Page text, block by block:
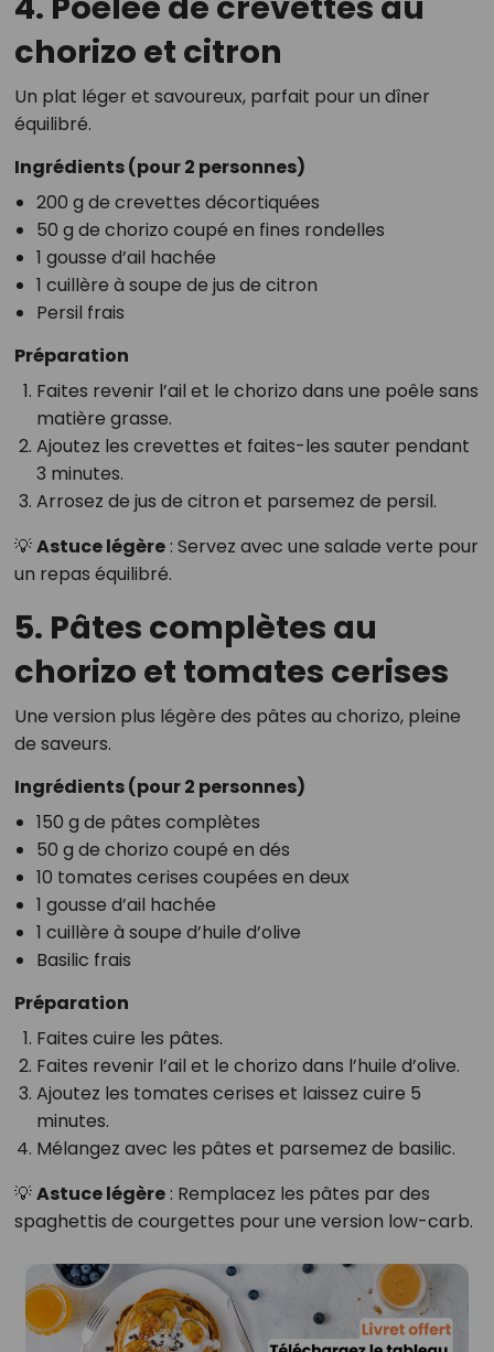
chorizo et citron
Un plat léger et savoureux, parfait pour un dîner
équilibré.
Ingrédients (pour 2 personnes)
200 g de crevettes décortiquées
50 g de chorizo coupé en fines rondelles
1 gousse d’ail hachée
1 cuillère à soupe de jus de citron
Persil frais
Préparation
Faites revenir l’ail et le chorizo dans une poêle sans
matière grasse.
Ajoutez les crevettes et faites-les sauter pendant
3 minutes.
Arrosez de jus de citron et parsemez de persil.
💡Astuce légère: Servez avec une salade verte pour
un repas équilibré.
5. Pâtes complètes au
chorizo et tomates cerises
Une version plus légère des pâtes au chorizo, pleine
de saveurs.
Ingrédients (pour 2 personnes)
150 g de pâtes complètes
50 g de chorizo coupé en dés
10 tomates cerises coupées en deux
1 gousse d’ail hachée
1 cuillère à soupe d’huile d’olive
Basilic frais
Préparation
Faites cuire les pâtes.
Faites revenir l’ail et le chorizo dans l’huile d’olive.
Ajoutez les tomates cerises et laissez cuire 5
minutes.
Mélangez avec les pâtes et parsemez de basilic.
💡Astuce légère: Remplacez les pâtes par des
spaghettis de courgettes pour une version low-carb.